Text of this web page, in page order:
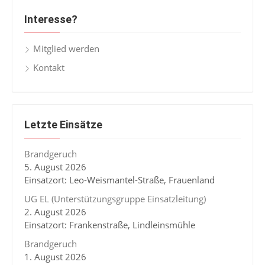
Interesse?
Mitglied werden
Kontakt
Letzte Einsätze
Brandgeruch
5. August 2026
Einsatzort: Leo-Weismantel-Straße, Frauenland
UG EL (Unterstützungsgruppe Einsatzleitung)
2. August 2026
Einsatzort: Frankenstraße, Lindleinsmühle
Brandgeruch
1. August 2026